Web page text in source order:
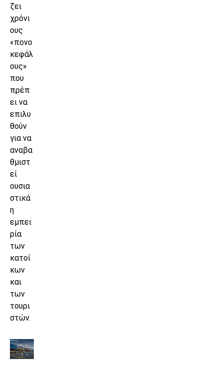
ζει
χρόνι
ους
«πονο
κεφάλ
ους»
που
πρέπ
ει να
επιλυ
θούν
για να
αναβα
θμιστ
εί
ουσια
στικά
η
εμπει
ρία
των
κατοί
κων
και
των
τουρι
στών.